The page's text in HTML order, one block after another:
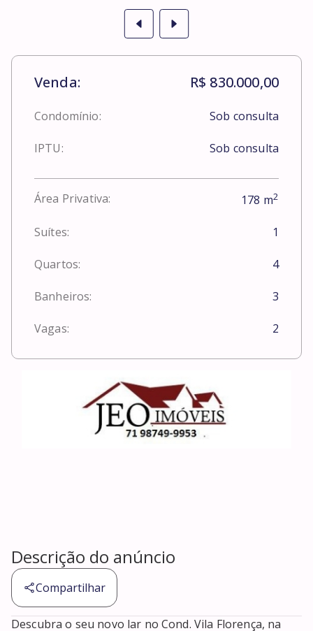
Venda: R$ 830.000,00
Condomínio: Sob consulta
IPTU: Sob consulta
Área Privativa: 178 m2
Suítes: 1
Quartos: 4
Banheiros: 3
Vagas: 2
Descrição do anúncio
Compartilhar
Descubra o seu novo lar no Cond. Vila Florença, na